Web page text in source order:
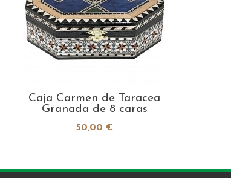
Caja Carmen de Taracea
Granada de 8 caras
50,00 €